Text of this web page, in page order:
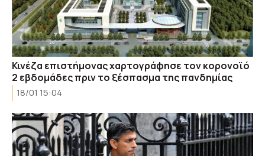
Κινέζα επιστήμονας χαρτογράφησε τον κορονοϊό
2 εβδομάδες πριν το ξέσπασμα της πανδημίας
18/01 15:04